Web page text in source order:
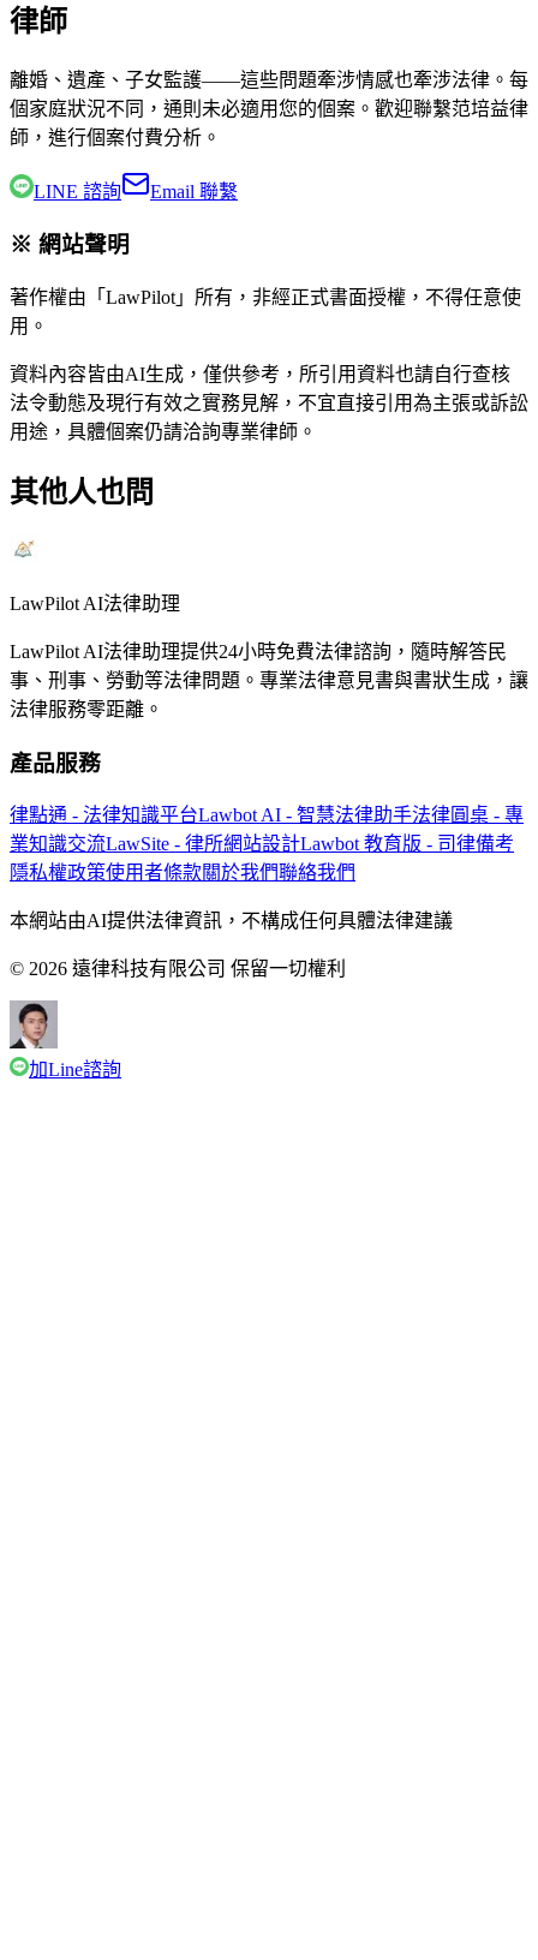
律師
離婚、遺產、子女監護——這些問題牽涉情感也牽涉法律。每
個家庭狀況不同，通則未必適用您的個案。歡迎聯繫范培益律
師 ，進行個案付費分析。
LINE 諮詢 Email 聯繫
※ 網站聲明
著作權由「LawPilot」所有，非經正式書面授權，不得任意使
用。
資料內容皆由AI生成，僅供參考，所引用資料也請自行查核
法令動態及現行有效之實務見解，不宜直接引用為主張或訴訟
用途，具體個案仍請洽詢專業律師。
其他人也問
LawPilot AI法律助理
LawPilot AI法律助理提供24小時免費法律諮詢，隨時解答民
事、刑事、勞動等法律問題。專業法律意見書與書狀生成，讓
法律服務零距離。
產品服務
律點通 - 法律知識平台Lawbot AI - 智慧法律助手法律圓桌 - 專
業知識交流LawSite - 律所網站設計Lawbot 教育版 - 司律備考
隱私權政策使用者條款關於我們聯絡我們
本網站由AI提供法律資訊，不構成任何具體法律建議
© 2026 遠律科技有限公司 保留一切權利
加Line諮詢